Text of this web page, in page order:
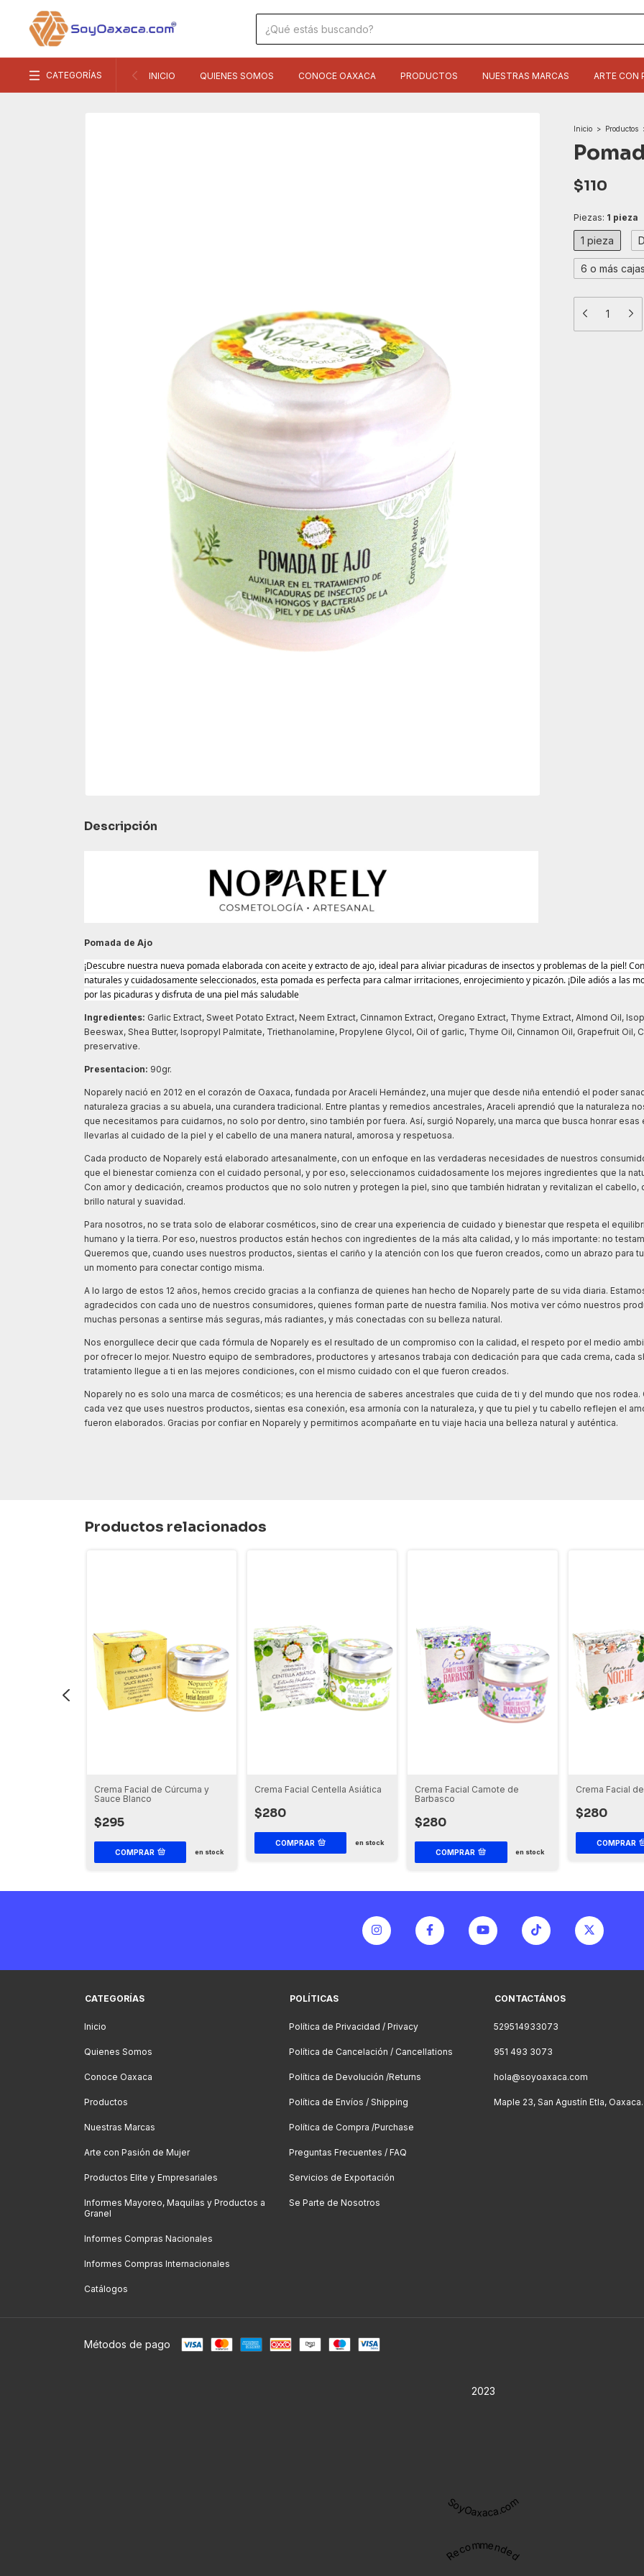
CATEGORÍAS INICIO QUIENES SOMOS CONOCE OAXACA PRODUCTOS NUESTRAS MARCAS ARTE CON
Inicio > Productos
$110
Piezas: 1 pieza
1 pieza
6 o más
Descripción
Pomada de Ajo
¡Descubre nuestra nueva pomada elaborada con aceite y extracto de ajo, ideal para aliviar picaduras de insectos y problemas de la piel!
naturales y cuidadosamente seleccionados, esta pomada es perfecta para calmar irritaciones, enrojecimiento y picazón. ¡Dile adiós a las
por las picaduras y disfruta de una piel más saludable
Ingredientes: Garlic Extract, Sweet Potato Extract, Neem Extract, Cinnamon Extract, Oregano Extract, Thyme Extract, Almond Oil,
Beeswax, Shea Butter, Isopropyl Palmitate, Triethanolamine, Propylene Glycol, Oil of garlic, Thyme Oil, Cinnamon Oil, Grapefruit Oil,
preservative.
Presentacion: 90gr.
Noparely nació en 2012 en el corazón de Oaxaca, fundada por Araceli Hernández, una mujer que desde niña entendió el poder
naturaleza gracias a su abuela, una curandera tradicional. Entre plantas y remedios ancestrales, Araceli aprendió que la naturaleza
que necesitamos para cuidarnos, no solo por dentro, sino también por fuera. Así, surgió Noparely, una marca que busca honrar esas
llevarlas al cuidado de la piel y el cabello de una manera natural, amorosa y respetuosa.
Cada producto de Noparely está elaborado artesanalmente, con un enfoque en las verdaderas necesidades de nuestros
que el bienestar comienza con el cuidado personal, y por eso, seleccionamos cuidadosamente los mejores ingredientes que la
Con amor y dedicación, creamos productos que no solo nutren y protegen la piel, sino que también hidratan y revitalizan el cabello,
brillo natural y suavidad.
Para nosotros, no se trata solo de elaborar cosméticos, sino de crear una experiencia de cuidado y bienestar que respeta el
humano y la tierra. Por eso, nuestros productos están hechos con ingredientes de la más alta calidad, y lo más importante: no
Queremos que, cuando uses nuestros productos, sientas el cariño y la atención con los que fueron creados, como un abrazo para
un momento para conectar contigo misma.
A lo largo de estos 12 años, hemos crecido gracias a la confianza de quienes han hecho de Noparely parte de su vida diaria.
agradecidos con cada uno de nuestros consumidores, quienes forman parte de nuestra familia. Nos motiva ver cómo nuestros
muchas personas a sentirse más seguras, más radiantes, y más conectadas con su belleza natural.
Nos enorgullece decir que cada fórmula de Noparely es el resultado de un compromiso con la calidad, el respeto por el medio
por ofrecer lo mejor. Nuestro equipo de sembradores, productores y artesanos trabaja con dedicación para que cada crema, cada
tratamiento llegue a ti en las mejores condiciones, con el mismo cuidado con el que fueron creados.
Noparely no es solo una marca de cosméticos; es una herencia de saberes ancestrales que cuida de ti y del mundo que nos rodea.
cada vez que uses nuestros productos, sientas esa conexión, esa armonía con la naturaleza, y que tu piel y tu cabello reflejen el
fueron elaborados. Gracias por confiar en Noparely y permitirnos acompañarte en tu viaje hacia una belleza natural y auténtica.
Productos relacionados
Crema Facial de Cúrcuma y
Sauce Blanco
$295
COMPRAR en stock
Crema Facial Centella Asiática
$280
COMPRAR en stock
Crema Facial Camote de
Barbasco
$280
COMPRAR en stock
Crema Facial
$280
COMPRAR
CATEGORÍAS
Inicio
Quienes Somos
Conoce Oaxaca
Productos
Nuestras Marcas
Arte con Pasión de Mujer
Productos Elite y Empresariales
Informes Mayoreo, Maquilas y Productos a
Granel
Informes Compras Nacionales
Informes Compras Internacionales
Catálogos
POLÍTICAS
Política de Privacidad / Privacy
Política de Cancelación / Cancellations
Política de Devolución /Returns
Política de Envíos / Shipping
Política de Compra /Purchase
Preguntas Frecuentes / FAQ
Servicios de Exportación
Se Parte de Nosotros
CONTACTÁNOS
529514933073
951 493 3073
hola@soyoaxaca.com
Maple 23, San Agustín Etla, Oaxaca.
Métodos de pago
2023
SoyOaxaca.com
Recommended